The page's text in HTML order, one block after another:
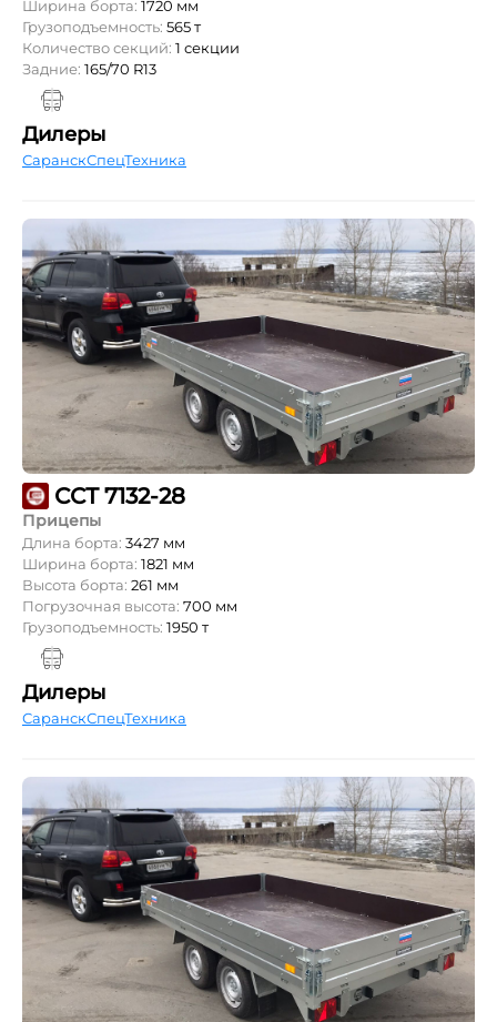
Ширина борта: 1720 мм
Грузоподъемность: 565 т
Количество секций: 1 секции
Задние: 165/70 R13
Дилеры
СаранскСпецТехника
ССТ 7132-28
Прицепы
Длина борта: 3427 мм
Ширина борта: 1821 мм
Высота борта: 261 мм
Погрузочная высота: 700 мм
Грузоподъемность: 1950 т
Дилеры
СаранскСпецТехника